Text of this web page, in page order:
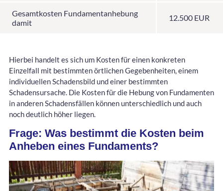
Gesamtkosten Fundamentanhebung
damit
12.500 EUR
Hierbei handelt es sich um Kosten für einen konkreten
Einzelfall mit bestimmten örtlichen Gegebenheiten, einem
individuellen Schadensbild und einer bestimmten
Schadensursache. Die Kosten für die Hebung von Fundamenten
in anderen Schadensfällen können unterschiedlich und auch
noch deutlich höher liegen.
Frage: Was bestimmt die Kosten beim
Anheben eines Fundaments?